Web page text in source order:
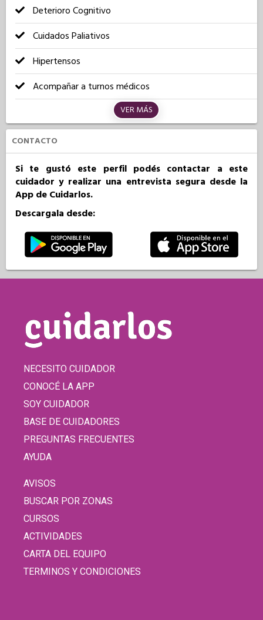
Deterioro Cognitivo
Cuidados Paliativos
Hipertensos
Acompañar a turnos médicos
VER MÁS
CONTACTO
Si te gustó este perfil podés contactar a este
cuidador y realizar una entrevista segura desde la
App de Cuidarlos.
Descargala desde:
NECESITO CUIDADOR
CONOCÉ LA APP
SOY CUIDADOR
BASE DE CUIDADORES
PREGUNTAS FRECUENTES
AYUDA
AVISOS
BUSCAR POR ZONAS
CURSOS
ACTIVIDADES
CARTA DEL EQUIPO
TERMINOS Y CONDICIONES